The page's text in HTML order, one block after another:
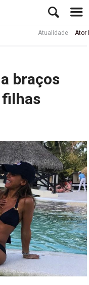
Atualidade Ator Rui de Sá
braços
filhas